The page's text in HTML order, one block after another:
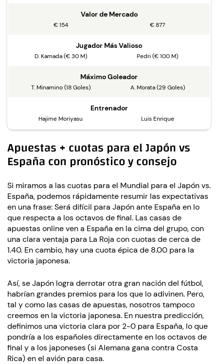
Valor de Mercado
€ 154 € 877
Jugador Más Valioso
D. Kamada (€ 30 M) Pedri (€ 100 M)
Máximo Goleador
T. Minamino (18 Goles) A. Morata (29 Goles)
Entrenador
Hajime Moriyasu Luis Enrique
Apuestas + cuotas para el Japón vs
España con pronóstico y consejo
Si miramos a las cuotas para el Mundial para el Japón vs.
España, podemos rápidamente resumir las expectativas
en una frase: Será difícil para Japón ante España en lo
que respecta a los octavos de final. Las casas de
apuestas online ven a España en la cima del grupo, con
una clara ventaja para La Roja con cuotas de cerca de
1.40. En cambio, hay una cuota épica de 8.00 para la
victoria japonesa.
Así, se Japón logra derrotar otra gran nación del fútbol,
habrían grandes premios para los que lo adivinen. Pero,
tal y como las casas de apuestas, nosotros tampoco
creemos en la victoria japonesa. En nuestra predicción,
definimos una victoria clara por 2-0 para España, lo que
pondría a los españoles directamente en los octavos de
final y a los japoneses (si Alemana gana contra Costa
Rica) en el avión para casa.